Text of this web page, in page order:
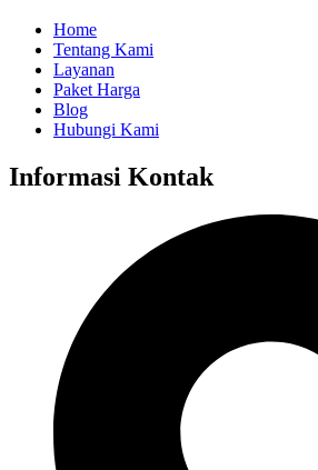
Home
Tentang Kami
Layanan
Paket Harga
Blog
Hubungi Kami
Informasi Kontak